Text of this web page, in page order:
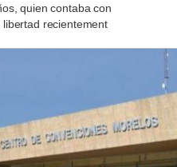
quien contaba con
recientement